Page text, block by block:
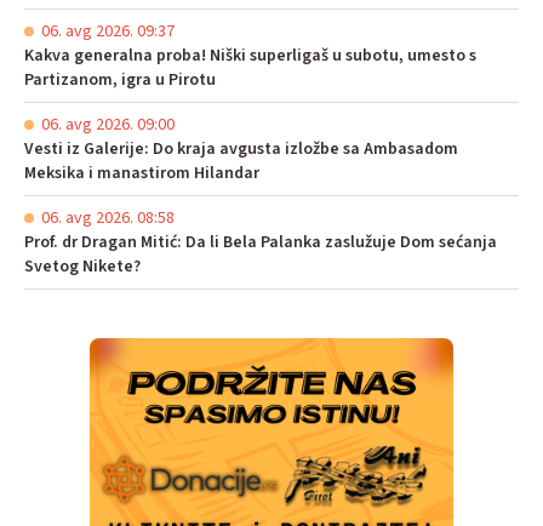
06. avg 2026. 09:37
Kakva generalna proba! Niški superligaš u subotu, umesto s
Partizanom, igra u Pirotu
06. avg 2026. 09:00
Vesti iz Galerije: Do kraja avgusta izložbe sa Ambasadom
Meksika i manastirom Hilandar
06. avg 2026. 08:58
Prof. dr Dragan Mitić: Da li Bela Palanka zaslužuje Dom sećanja
Svetog Nikete?